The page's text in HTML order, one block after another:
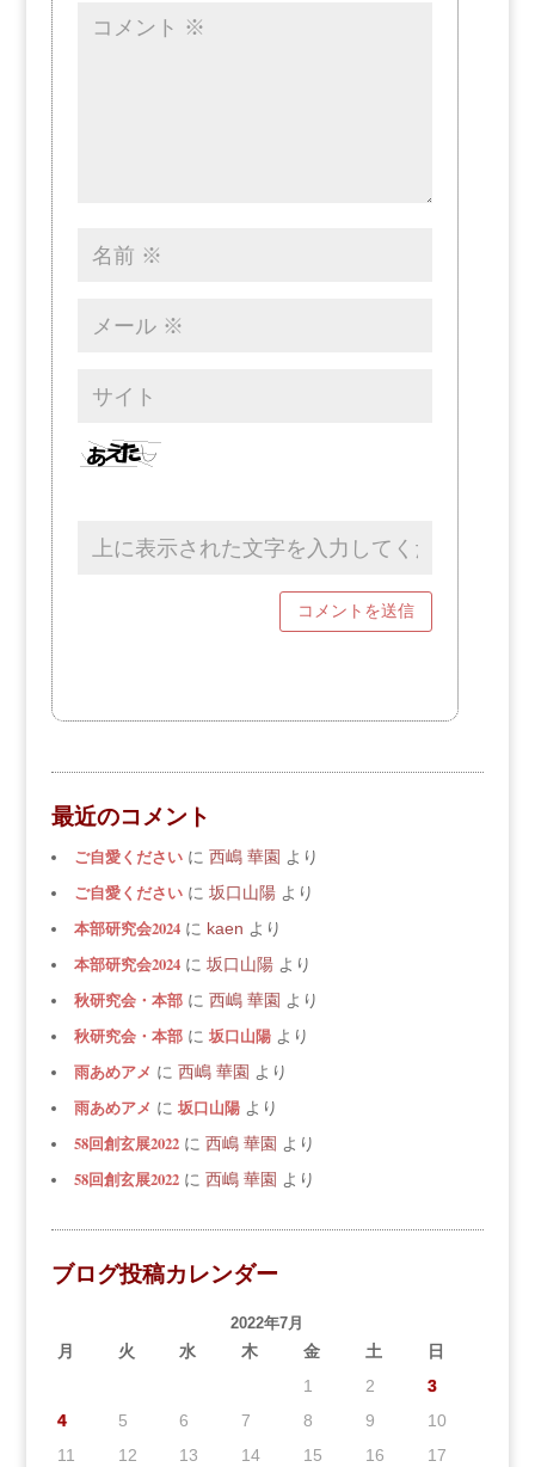
最近のコメント
ご自愛くださいに 西嶋 華園 より
ご自愛くださいに 坂口山陽より
本部研究会2024に kaen より
本部研究会2024に 坂口山陽より
秋研究会・本部に 西嶋 華園 より
秋研究会・本部に 坂口山陽より
雨あめアメ に 西嶋 華園 より
雨あめアメ に 坂口山陽より
58回創玄展2022に 西嶋 華園 より
58回創玄展2022に 西嶋 華園 より
ブログ投稿カレンダー
2022年7月
月 火 水 木 金 土
日
1
2
3
4
5 6 7 8 9
10
11
12 13 14 15 16 17